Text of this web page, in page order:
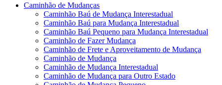
Caminhão de Mudanças
Caminhão Baú de Mudança Interestadual
Caminhão Baú para Mudança Interestadual
Caminhão Baú Pequeno para Mudança Interestadual
Caminhão de Fazer Mudança
Caminhão de Frete e Aproveitamento de Mudança
Caminhão de Mudança
Caminhão de Mudança Interestadual
Caminhão de Mudança para Outro Estado